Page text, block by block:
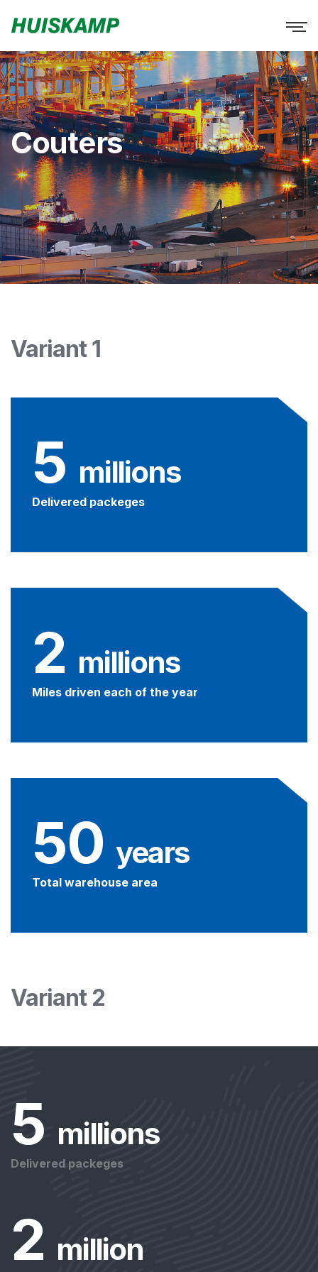
Couters
Variant 1
5 millions
Delivered packeges
2 millions
Miles driven each of the year
50 years
Total warehouse area
Variant 2
5 millions
Delivered packeges
2 million